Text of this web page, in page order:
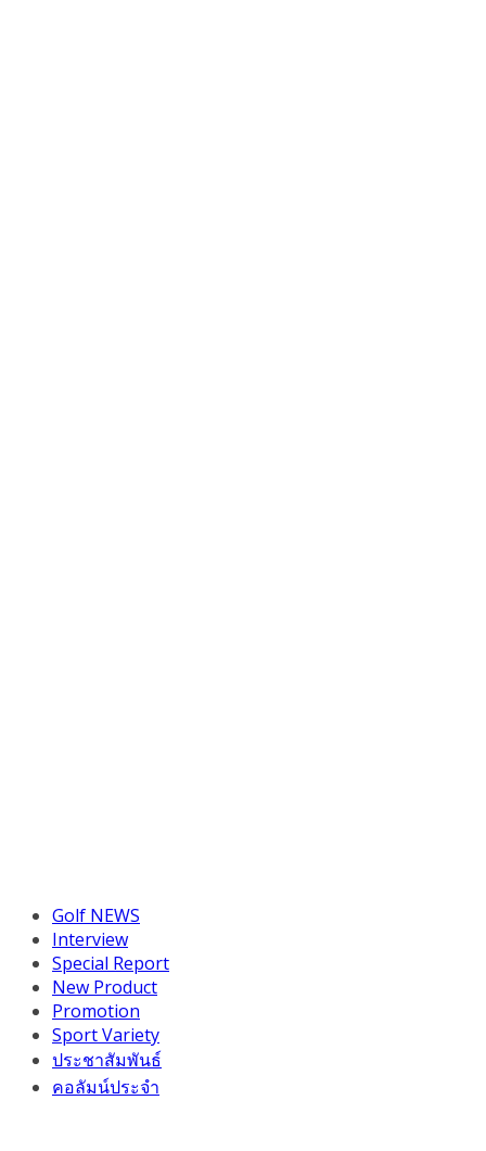
Golf NEWS
Interview
Special Report
New Product
Promotion
Sport Variety
ประชาสัมพันธ์
คอลัมน์ประจำ